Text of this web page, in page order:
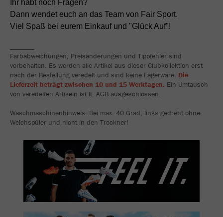
Ihr habt noch Fragen?
Dann wendet euch an das Team von Fair Sport.
Viel Spaß bei eurem Einkauf und "Glück Auf"!
Farbabweichungen, Preisänderungen und Tippfehler sind
vorbehalten. Es werden alle Artikel aus dieser Clubkollektion erst
nach der Bestellung veredelt und sind keine Lagerware. Die
Lieferzeit beträgt zwischen 10 und 15 Werktagen. Ein Umtausch
von veredelten Artikeln ist lt. AGB ausgeschlossen.
Waschmaschinenhinweis: Bei max. 40 Grad, links gedreht ohne
Weichspüler und nicht in den Trockner!